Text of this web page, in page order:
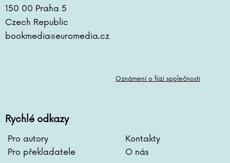
150 00 Praha 5
Czech Republic
bookmedia@euromedia.cz
Oznámení o fúzi společnosti
Rychlé odkazy
Pro autory
Kontakty
Pro překladatele
O nás